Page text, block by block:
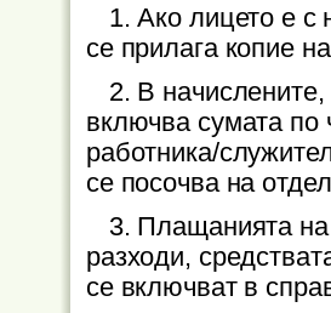
1. Ако лицето е с
се прилага копие
2. В
включва сумата по
работника/
се посочва на
3. Плащанията на
разходи,
се включват в